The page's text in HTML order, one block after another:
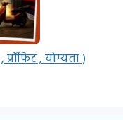
, योग्यता )